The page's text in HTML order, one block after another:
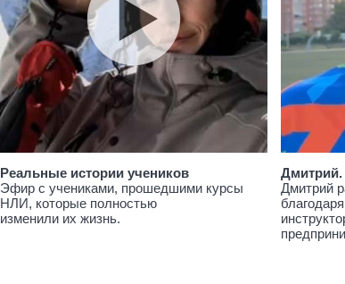
Реальные истории учеников
Эфир с учениками, прошедшими курсы
НЛИ, которые полностью
изменили их жизнь.
Дмитрий.
Дмитрий